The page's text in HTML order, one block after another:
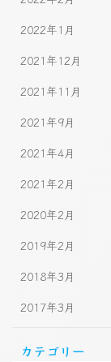
2022年1月
2021年12月
2021年11月
2021年9月
2021年4月
2021年2月
2020年2月
2019年2月
2018年3月
2017年3月
カテゴリー